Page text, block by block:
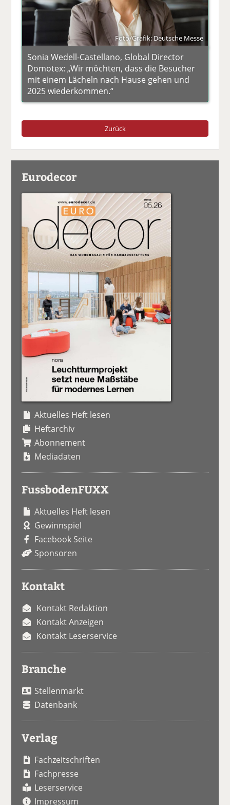
Foto/Grafik: Deutsche Messe
Sonia Wedell-Castellano, Global Director
Domotex: „Wir möchten, dass die Besucher
mit einem Lächeln nach Hause gehen und
2025 wiederkommen.“
Zurück
Eurodecor
Aktuelles Heft lesen
Heftarchiv
Abonnement
Mediadaten
FussbodenFUXX
Aktuelles Heft lesen
Gewinnspiel
Facebook Seite
Sponsoren
Kontakt
Kontakt Redaktion
Kontakt Anzeigen
Kontakt Leserservice
Branche
Stellenmarkt
Datenbank
Verlag
Fachzeitschriften
Fachpresse
Leserservice
Impressum